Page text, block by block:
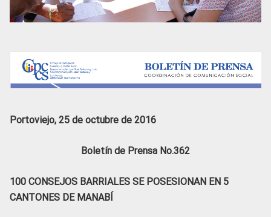
Portoviejo, 25 de octubre de 2016
Boletín de Prensa No.362
100 CONSEJOS BARRIALES SE POSESIONAN EN 5
CANTONES DE MANABÍ